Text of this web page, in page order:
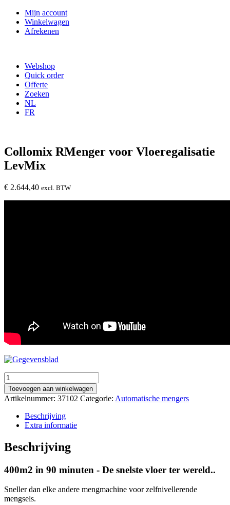
Mijn account
Winkelwagen
Afrekenen
Webshop
Quick order
Offerte
Zoeken
NL
FR
Collomix RMenger voor Vloeregalisatie
LevMix
€ 2.644,40 excl. BTW
Collomix
RMenger
voor
Vloeregalisatie
LevMix
aantal
Toevoegen aan winkelwagen
Artikelnummer: 37102 Categorie: Automatische mengers
Beschrijving
Extra informatie
Beschrijving
400m2 in 90 minuten - De snelste vloer ter wereld..
Sneller dan elke andere mengmachine voor zelfnivellerende
mengsels.